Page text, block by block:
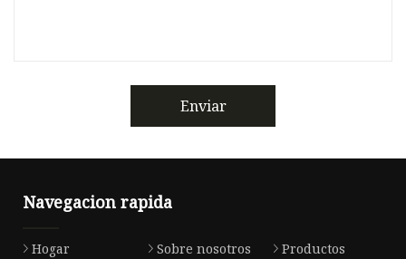
Enviar
Navegacion rapida
Hogar Sobre nosotros
Productos